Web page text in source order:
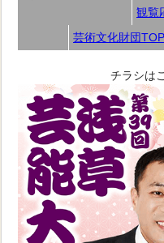
観覧
芸術文化財団
チラシは